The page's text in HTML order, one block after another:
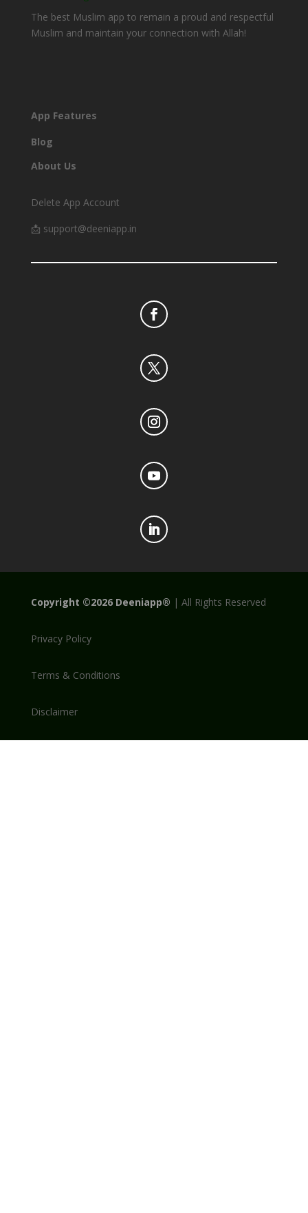
The best Muslim app to remain a proud and respectful
Muslim and maintain your connection with Allah!
App Features
Blog
About Us
Delete App Account
📩 support@deeniapp.in
Copyright ©2026 Deeniapp® | All Rights Reserved
Privacy Policy
Terms & Conditions
Disclaimer